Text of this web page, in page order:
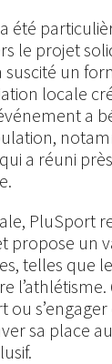
été
le projet
suscité un
locale
a
a réuni
PluSport
propose un
telles que
ou
sa place